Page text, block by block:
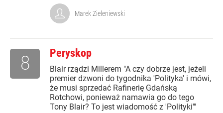
Marek Zieleniewski
Peryskop
Blair rządzi Millerem "A czy dobrze jest, jeżeli
premier dzwoni do tygodnika 'Polityka' i mówi,
że musi sprzedać Rafinerię Gdańską
Rotchowi, ponieważ namawia go do tego
Tony Blair? To jest wiadomość z 'Polityki'"
8